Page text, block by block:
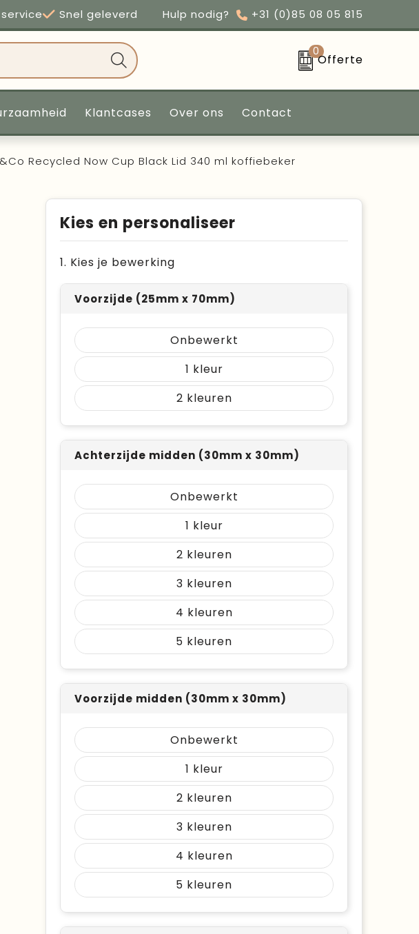
Snel geleverd Hulp nodig? +31 (0)85 08 05 815
0
Offerte
Klantcases Over ons Contact
Recycled Now Cup Black Lid 340 ml koffiebeker
Kies en personaliseer
1. Kies je bewerking
Voorzijde (25mm x 70mm)
Onbewerkt
1
2
Achterzijde midden (30mm x 30mm)
Onbewerkt
1
2
3
4
5
Voorzijde midden (30mm x 30mm)
Onbewerkt
1
2
3
4
5